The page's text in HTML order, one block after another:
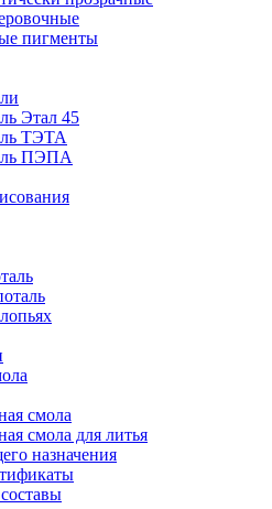
пигменты
Этал 45
ТЭТА
ПЭПА
смола
смола для литья
назначения